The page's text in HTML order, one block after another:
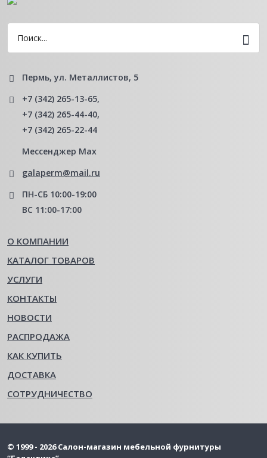
Пермь, ул. Металлистов, 5
+7 (342) 265-13-65,
+7 (342) 265-44-40,
+7 (342) 265-22-44
Мессенджер Мах
galaperm@mail.ru
ПН-СБ 10:00-19:00
ВС 11:00-17:00
О КОМПАНИИ
КАТАЛОГ ТОВАРОВ
УСЛУГИ
КОНТАКТЫ
НОВОСТИ
РАСПРОДАЖА
КАК КУПИТЬ
ДОСТАВКА
СОТРУДНИЧЕСТВО
© 1999 - 2026 Салон-магазин мебельной фурнитуры